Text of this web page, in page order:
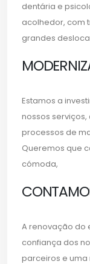
dentária e
acolhedor, com
grandes
Estamos a
nossos
processos de
Queremos que
cómoda,
A renovação do
confiança dos
parceiros e